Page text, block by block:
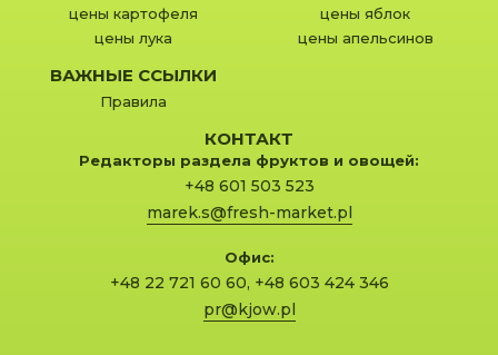
цены картофеля
цены лука
цены яблок
цены апельсинов
ВАЖНЫЕ ССЫЛКИ
Правила
КОНТАКТ
Редакторы раздела фруктов и овощей:
+48 601 503 523
marek.s@fresh-market.pl
Офис:
+48 22 721 60 60, +48 603 424 346
pr@kjow.pl